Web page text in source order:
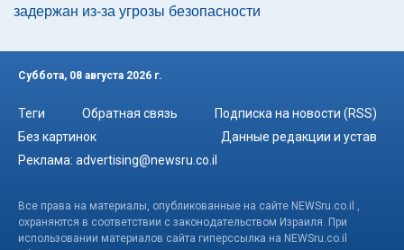
задержан из-за угрозы безопасности
Суббота, 08 августа 2026 г.
Теги Обратная связь
Подписка на новости (RSS)
Без картинок
Данные редакции и устав
Реклама: advertising@newsru.co.il
Все права на материалы, опубликованные на сайте NEWSru.co.il ,
охраняются в соответствии с законодательством Израиля. При
использовании материалов сайта гиперссылка на NEWSru.co.il